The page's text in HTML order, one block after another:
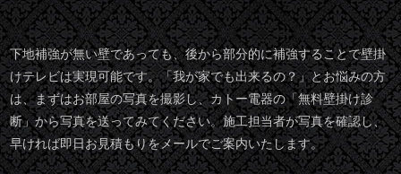
下地補強が無い壁であっても、後から部分的に補強することで壁掛
けテレビは実現可能です。「我が家でも出来るの？」とお悩みの方
は、まずはお部屋の写真を撮影し、カトー電器の「無料壁掛け診
断」から写真を送ってみてください。施工担当者が写真を確認し、
早ければ即日お見積もりをメールでご案内いたします。